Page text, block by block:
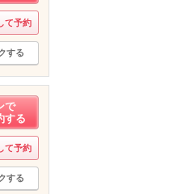
て予約
する
で
する
て予約
する